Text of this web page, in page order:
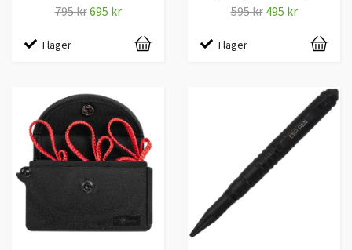
795 kr695 kr
I lager
595 kr 495 kr
I lager